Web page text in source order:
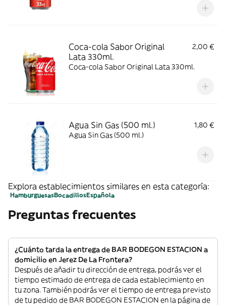
Coca-cola Sabor Original
Lata 330ml.
2,00 €
Coca-cola Sabor Original Lata 330ml.
Agua Sin Gas (500 ml.)
1,80 €
Agua Sin Gas (500 ml.)
Explora establecimientos similares en esta categoría:
HamburguesasBocadillosEspañola
Preguntas frecuentes
¿Cuánto tarda la entrega de BAR BODEGON ESTACION a
domicilio en Jerez De La Frontera?
Después de añadir tu dirección de entrega, podrás ver el
tiempo estimado de entrega de cada establecimiento en
tu zona. También podrás ver el tiempo de entrega previsto
de tu pedido de BAR BODEGON ESTACION en la página de